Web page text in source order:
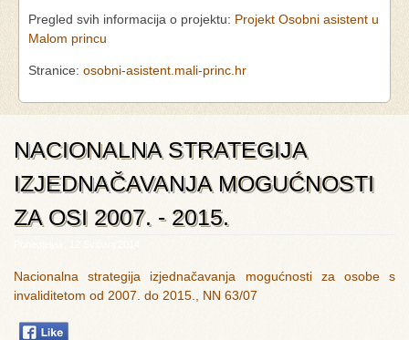
Pregled svih informacija o projektu: Projekt Osobni asistent u
Malom princu
Stranice: osobni-asistent.mali-princ.hr
NACIONALNA STRATEGIJA
IZJEDNAČAVANJA MOGUĆNOSTI
ZA OSI 2007. - 2015.
Nacionalna strategija izjednačavanja mogućnosti za osobe s
invaliditetom od 2007. do 2015., NN 63/07